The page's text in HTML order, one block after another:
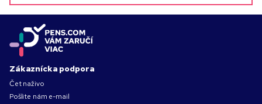
Zákaznícka podpora
Čet naživo
Pošlite nám e-mail